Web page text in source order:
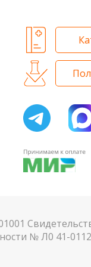
№ Л0 41-